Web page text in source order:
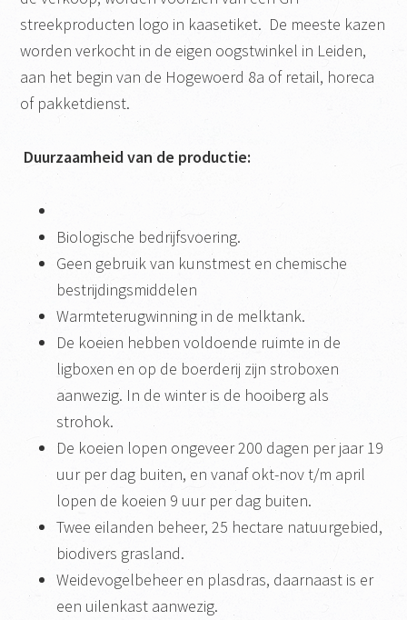
streekproducten logo in kaasetiket. De meeste kazen
worden verkocht in de eigen oogstwinkel in Leiden,
aan het begin van de Hogewoerd 8a of retail, horeca
of pakketdienst.
Duurzaamheid van de productie:
Biologische bedrijfsvoering.
Geen gebruik van kunstmest en chemische
bestrijdingsmiddelen
Warmteterugwinning in de melktank.
De koeien hebben voldoende ruimte in de
ligboxen en op de boerderij zijn stroboxen
aanwezig. In de winter is de hooiberg als
strohok.
De koeien lopen ongeveer 200 dagen per jaar 19
uur per dag buiten, en vanaf okt-nov t/m april
lopen de koeien 9 uur per dag buiten.
Twee eilanden beheer, 25 hectare natuurgebied,
biodivers grasland.
Weidevogelbeheer en plasdras, daarnaast is er
een uilenkast aanwezig.